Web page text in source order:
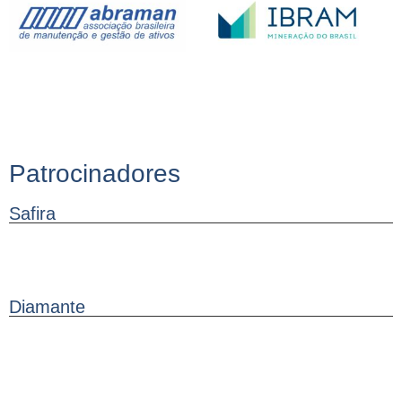
Patrocinadores
Safira
Diamante